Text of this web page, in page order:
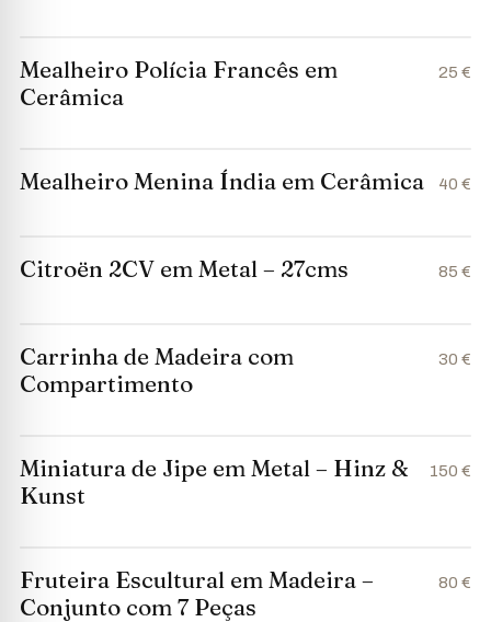
Mealheiro Polícia Francês em
Cerâmica
25 €
Mealheiro Menina Índia em Cerâmica 40 €
Citroën 2CV em Metal – 27cms 85 €
Carrinha de Madeira com
Compartimento
30 €
Miniatura de Jipe em Metal – Hinz &
Kunst
150 €
Fruteira Escultural em Madeira –
Conjunto com 7 Peças
80 €